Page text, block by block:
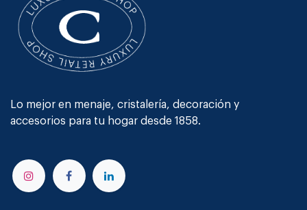
Lo mejor en menaje, cristalería, decoración y
accesorios para tu hogar desde 1858.